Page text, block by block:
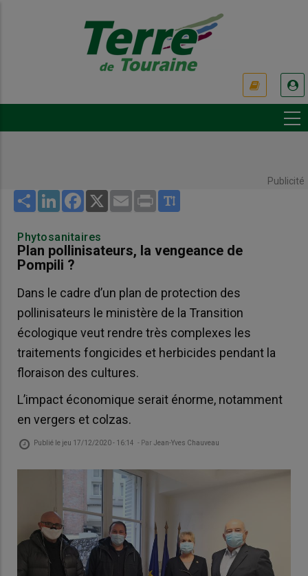
Publicité
Share LinkedInFacebook
X Email Print
Phytosanitaires
Plan pollinisateurs, la vengeance de
Pompili ?
Dans le cadre d’un plan de protection des
pollinisateurs le ministère de la Transition
écologique veut rendre très complexes les
traitements fongicides et herbicides pendant la
floraison des cultures.
L’impact économique serait énorme, notamment
en vergers et colzas.
Publié le jeu 17/12/2020 - 16:14 - Par Jean-Yves Chauveau